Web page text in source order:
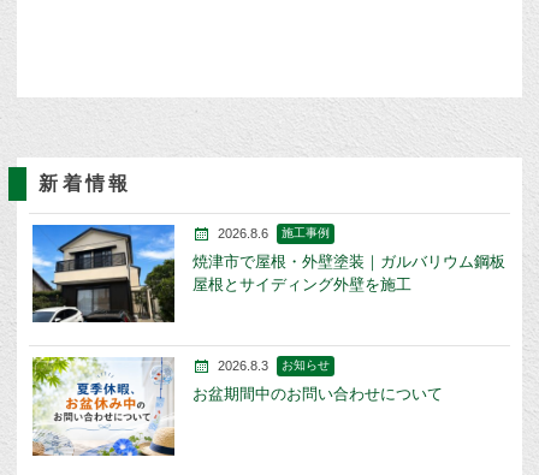
新着情報
2026.8.6 施工事例
焼津市で屋根・外壁塗装｜ガルバリウム鋼板
屋根とサイディング外壁を施工
2026.8.3 お知らせ
お盆期間中のお問い合わせについて